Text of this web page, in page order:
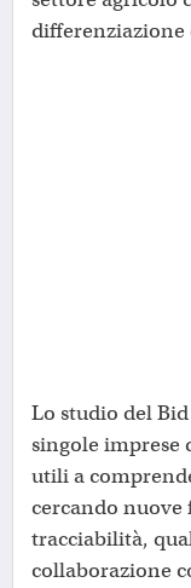
Lo studio del
singole imprese
utili a
cercando
tracciabilità,
collaborazione